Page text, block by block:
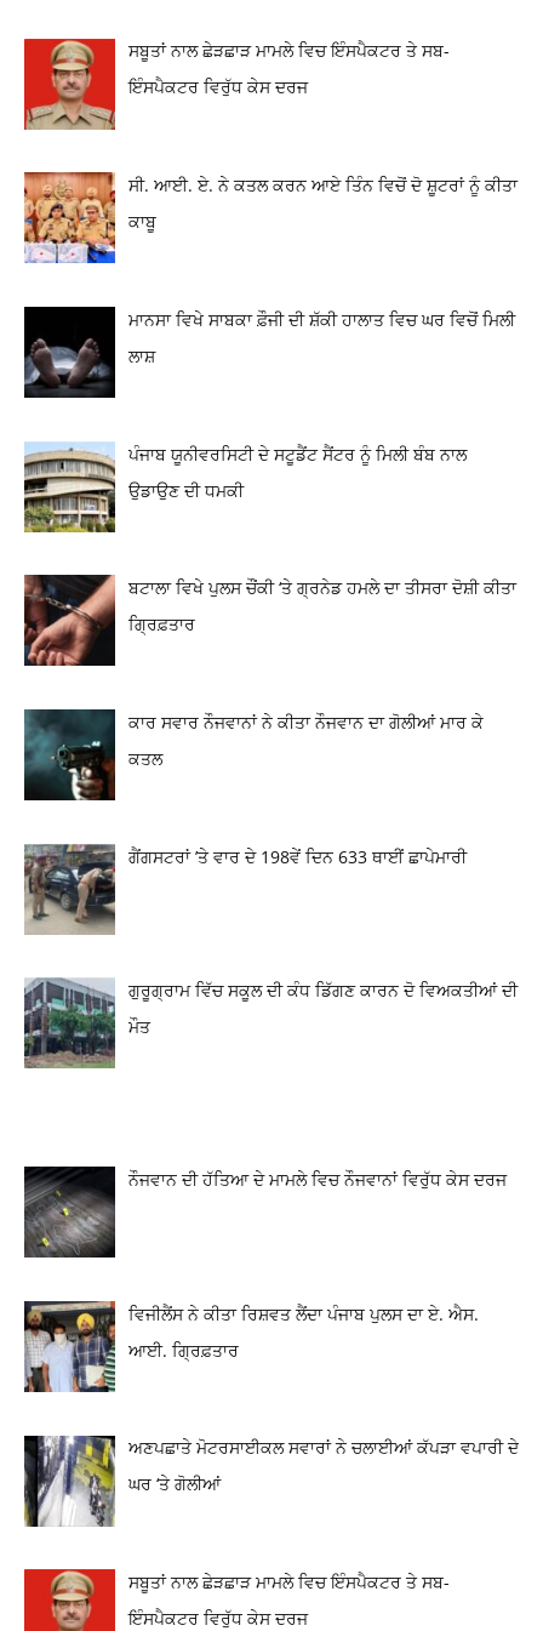
ਸਬੂਤਾਂ ਨਾਲ ਛੇੜਛਾੜ ਮਾਮਲੇ ਵਿਚ ਇੰਸਪੈਕਟਰ ਤੇ ਸਬ-
ਇੰਸਪੈਕਟਰ ਵਿਰੁੱਧ ਕੇਸ ਦਰਜ
ਸੀ. ਆਈ. ਏ. ਨੇ ਕਤਲ ਕਰਨ ਆਏ ਤਿੰਨ ਵਿਚੋਂ ਦੋ ਸ਼ੂਟਰਾਂ ਨੂੰ ਕੀਤਾ
ਕਾਬੂ
ਮਾਨਸਾ ਵਿਖੇ ਸਾਬਕਾ ਫ਼ੌਜੀ ਦੀ ਸ਼ੱਕੀ ਹਾਲਾਤ ਵਿਚ ਘਰ ਵਿਚੋਂ ਮਿਲੀ
ਲਾਸ਼
ਪੰਜਾਬ ਯੂਨੀਵਰਸਿਟੀ ਦੇ ਸਟੂਡੈਂਟ ਸੈਂਟਰ ਨੂੰ ਮਿਲੀ ਬੰਬ ਨਾਲ
ਉਡਾਉਣ ਦੀ ਧਮਕੀ
ਬਟਾਲਾ ਵਿਖੇ ਪੁਲਸ ਚੌਂਕੀ ‘ਤੇ ਗ੍ਰਨੇਡ ਹਮਲੇ ਦਾ ਤੀਸਰਾ ਦੋਸ਼ੀ ਕੀਤਾ
ਗ੍ਰਿਫ਼ਤਾਰ
ਕਾਰ ਸਵਾਰ ਨੌਜਵਾਨਾਂ ਨੇ ਕੀਤਾ ਨੌਜਵਾਨ ਦਾ ਗੋਲੀਆਂ ਮਾਰ ਕੇ
ਕਤਲ
ਗੈਂਗਸਟਰਾਂ ’ਤੇ ਵਾਰ ਦੇ 198ਵੇਂ ਦਿਨ 633 ਥਾਈਂ ਛਾਪੇਮਾਰੀ
ਗੁਰੂਗ੍ਰਾਮ ਵਿੱਚ ਸਕੂਲ ਦੀ ਕੰਧ ਡਿੱਗਣ ਕਾਰਨ ਦੋ ਵਿਅਕਤੀਆਂ ਦੀ
ਮੌਤ
ਨੌਜਵਾਨ ਦੀ ਹੱਤਿਆ ਦੇ ਮਾਮਲੇ ਵਿਚ ਨੌਜਵਾਨਾਂ ਵਿਰੁੱਧ ਕੇਸ ਦਰਜ
ਵਿਜੀਲੈਂਸ ਨੇ ਕੀਤਾ ਰਿਸ਼ਵਤ ਲੈਂਦਾ ਪੰਜਾਬ ਪੁਲਸ ਦਾ ਏ. ਐਸ.
ਆਈ. ਗ੍ਰਿਫ਼ਤਾਰ
ਅਣਪਛਾਤੇ ਮੋਟਰਸਾਈਕਲ ਸਵਾਰਾਂ ਨੇ ਚਲਾਈਆਂ ਕੱਪੜਾ ਵਪਾਰੀ ਦੇ
ਘਰ ‘ਤੇ ਗੋਲੀਆਂ
ਸਬੂਤਾਂ ਨਾਲ ਛੇੜਛਾੜ ਮਾਮਲੇ ਵਿਚ ਇੰਸਪੈਕਟਰ ਤੇ ਸਬ-
ਇੰਸਪੈਕਟਰ ਵਿਰੁੱਧ ਕੇਸ ਦਰਜ